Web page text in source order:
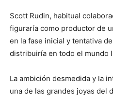
Scott Rudin, habitual
figuraría como productor de
en la fase inicial y tentativa
distribuiría en todo el mundo
La ambición desmedida y la
una de las grandes joyas del